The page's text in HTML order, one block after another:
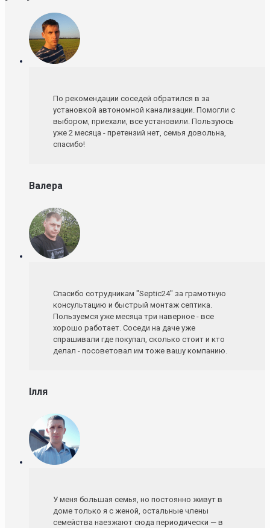
По рекомендации соседей обратился в за
установкой автономной канализации. Помогли с
выбором, приехали, все установили. Пользуюсь
уже 2 месяца - претензий нет, семья довольна,
спасибо!
Валера
Спасибо сотрудникам "Septic24" за грамотную
консультацию и быстрый монтаж септика.
Пользуемся уже месяца три наверное - все
хорошо работает. Соседи на даче уже
спрашивали где покупал, сколько стоит и кто
делал - посоветовал им тоже вашу компанию.
Ілля
У меня большая семья, но постоянно живут в
доме только я с женой, остальные члены
семейства наезжают сюда периодически — в